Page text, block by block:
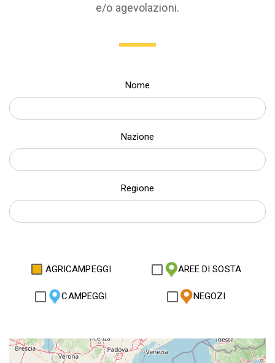
e/o agevolazioni.
Nome
Nazione
Regione
AGRICAMPEGGI AREE DI SOSTA
CAMPEGGI NEGOZI